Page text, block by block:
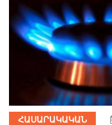
ՀԱՍԱՐԱԿԱԿԱՆ